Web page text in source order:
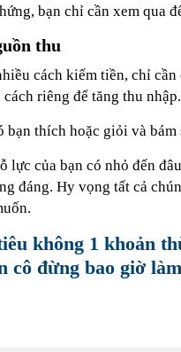
bạn chỉ cần xem qua
thu
cách kiếm tiền, chỉ
riêng để tăng thu nhập.
bạn thích hoặc giỏi và bám
lực của bạn có nhỏ đến
đáng. Hy vọng tất cả
không 1 khoản
cô đừng bao giờ làm